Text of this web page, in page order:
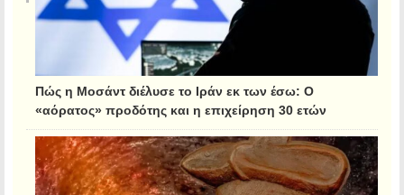
Πώς η Μοσάντ διέλυσε το Ιράν εκ των έσω: Ο
«αόρατος» προδότης και η επιχείρηση 30 ετών